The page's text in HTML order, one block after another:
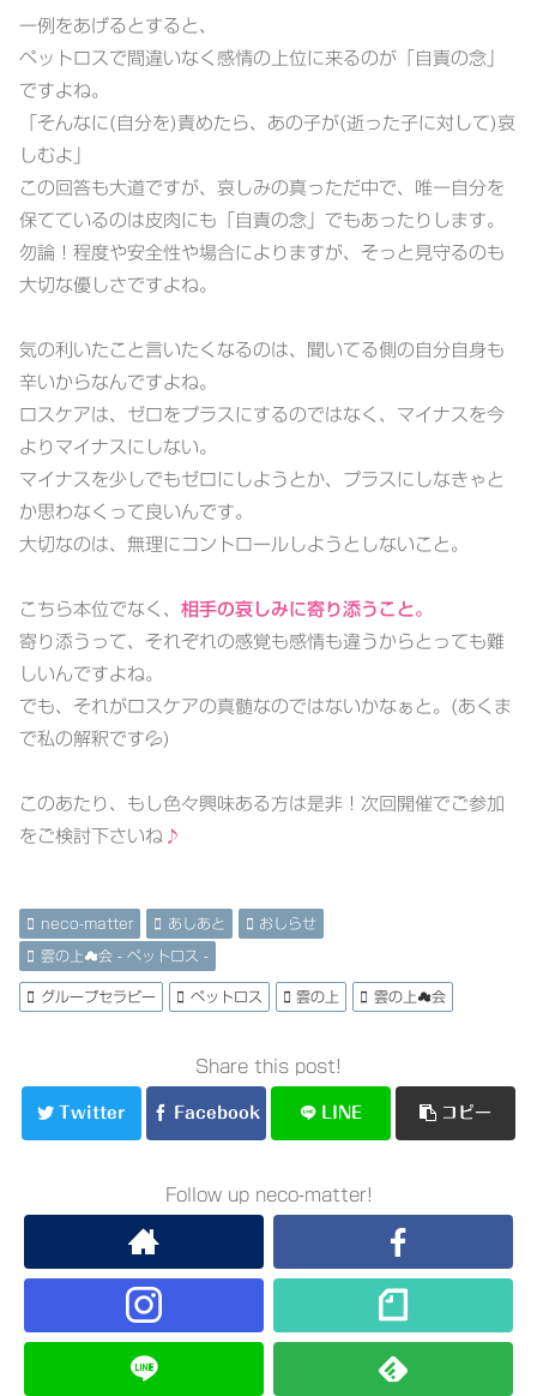
一例をあげるとすると、
ペットロスで間違いなく感情の上位に来るのが「自責の念」
ですよね。
「そんなに(自分を)責めたら、あの子が(逝った子に対して)哀
しむよ」
この回答も大道ですが、哀しみの真っただ中で、唯一自分を
保てているのは皮肉にも「自責の念」でもあったりします。
勿論！程度や安全性や場合によりますが、そっと見守るのも
大切な優しさですよね。
気の利いたこと言いたくなるのは、聞いてる側の自分自身も
辛いからなんですよね。
ロスケアは、ゼロをプラスにするのではなく、マイナスを今
よりマイナスにしない。
マイナスを少しでもゼロにしようとか、プラスにしなきゃと
か思わなくって良いんです。
大切なのは、無理にコントロールしようとしないこと。
こちら本位でなく、 相手の哀しみに寄り添うこと。
寄り添うって、それぞれの感覚も感情も違うからとっても難
しいんですよね。
でも、それがロスケアの真髄なのではないかなぁと。(あくま
で私の解釈です💦)
このあたり、もし色々興味ある方は是非！次回開催でご参加
をご検討下さいね ♪
neco-matter あしあと おしらせ
雲の上☁会 - ペットロス -
グループセラピー ペットロス 雲の上 雲の上☁会
Share this post!
Twitter Facebook LINE コピー
Follow up neco-matter!